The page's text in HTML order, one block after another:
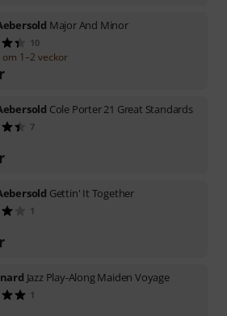
Major And Minor
10
om 1–2 veckor
Cole Porter 21 Great Standards
7
Gettin' It Together
1
Jazz Play-Along Maiden Voyage
1